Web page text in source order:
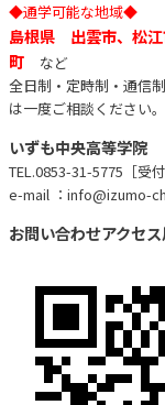
◆通学可能な地域◆
島根県 出雲市、松江
町
など
全日制・定時制・通信
は一度ご相談ください。
いずも中央高等学院
TEL.0853-31-5775［受
e-mail ：info@izumo-
お問い合わせアクセ